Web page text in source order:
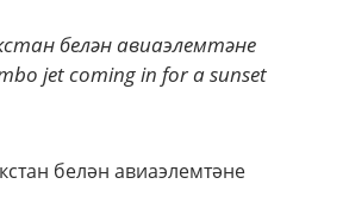
белән авиаэлемтәне
jet coming in for a sunset
белән авиаэлемтәне